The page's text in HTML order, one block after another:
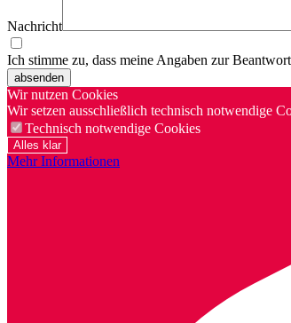
Nachricht
Ich stimme zu, dass meine Angaben zur
absenden
Wir nutzen Cookies
Wir setzen ausschließlich technisch notwendige
Technisch notwendige Cookies
Alles klar
Mehr Informationen